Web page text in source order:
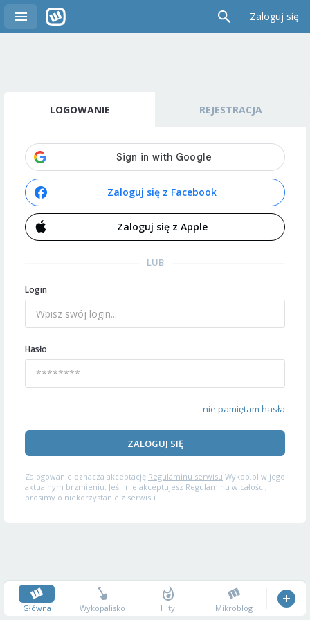
Zaloguj się
LOGOWANIE REJESTRACJA
Zaloguj się z Facebook
Zaloguj się z Apple
LUB
Login
Hasło
nie pamiętam hasła
ZALOGUJ SIĘ
Zalogowanie oznacza akceptację Regulaminu serwisu Wykop.pl w jego
aktualnym brzmieniu. Jeśli nie akceptujesz Regulaminu w całości,
prosimy o niekorzystanie z serwisu.
Główna Wykopalisko Hity Mikroblog